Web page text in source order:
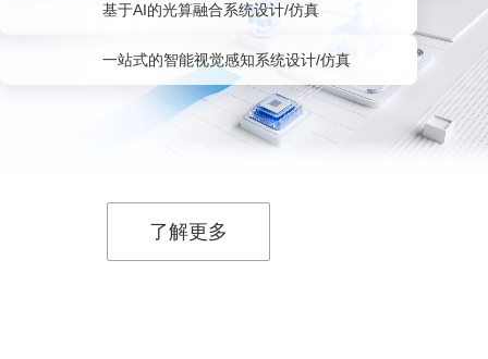
基于AI的光算融合系统设计/仿真
一站式的智能视觉感知系统设计/仿真
了解更多